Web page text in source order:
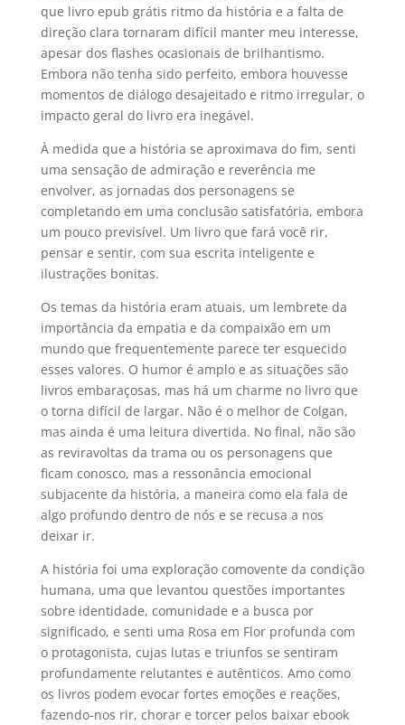
que livro epub grátis ritmo da história e a falta de
direção clara tornaram difícil manter meu interesse,
apesar dos flashes ocasionais de brilhantismo.
Embora não tenha sido perfeito, embora houvesse
momentos de diálogo desajeitado e ritmo irregular, o
impacto geral do livro era inegável.
À medida que a história se aproximava do fim, senti
uma sensação de admiração e reverência me
envolver, as jornadas dos personagens se
completando em uma conclusão satisfatória, embora
um pouco previsível. Um livro que fará você rir,
pensar e sentir, com sua escrita inteligente e
ilustrações bonitas.
Os temas da história eram atuais, um lembrete da
importância da empatia e da compaixão em um
mundo que frequentemente parece ter esquecido
esses valores. O humor é amplo e as situações são
livros embaraçosas, mas há um charme no livro que
o torna difícil de largar. Não é o melhor de Colgan,
mas ainda é uma leitura divertida. No final, não são
as reviravoltas da trama ou os personagens que
ficam conosco, mas a ressonância emocional
subjacente da história, a maneira como ela fala de
algo profundo dentro de nós e se recusa a nos
deixar ir.
A história foi uma exploração comovente da condição
humana, uma que levantou questões importantes
sobre identidade, comunidade e a busca por
significado, e senti uma Rosa em Flor profunda com
o protagonista, cujas lutas e triunfos se sentiram
profundamente relutantes e autênticos. Amo como
os livros podem evocar fortes emoções e reações,
fazendo-nos rir, chorar e torcer pelos baixar ebook